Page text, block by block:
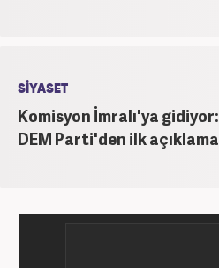
SİYASET
Komisyon İmralı'ya gidiyor:
DEM Parti'den ilk açıklama